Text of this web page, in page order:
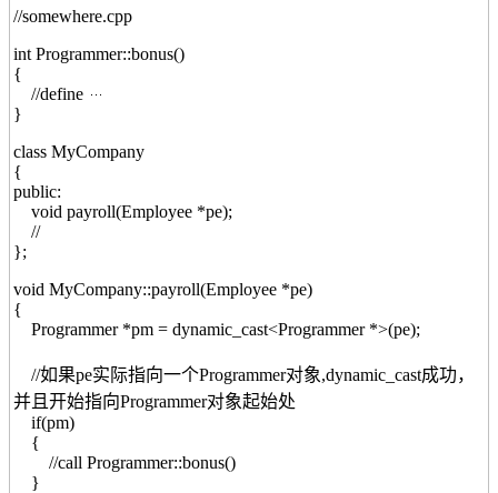
//somewhere.cpp
int Programmer::bonus()
{
//define
}
class MyCompany
{
public:
void payroll(Employee *pe);
//
};
void MyCompany::payroll(Employee *pe)
{
Programmer *pm = dynamic_cast<Programmer *>(pe);
//如果pe实际指向一个Programmer对象,dynamic_cast成功，
并且开始指向Programmer对象起始处
if(pm)
{
//call Programmer::bonus()
}